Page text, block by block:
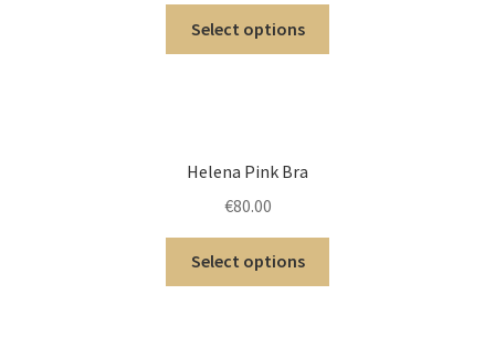
Select options
Helena Pink Bra
€80.00
Select options